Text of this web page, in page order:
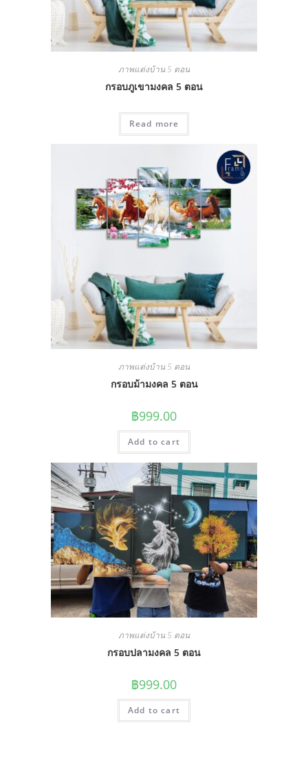
ภาพแต่งบ้าน 5 ตอน
กรอบภูเขามงคล 5 ตอน
Read more
ภาพแต่งบ้าน 5 ตอน
กรอบม้ามงคล 5 ตอน
฿999.00
Add to cart
ภาพแต่งบ้าน 5 ตอน
กรอบปลามงคล 5 ตอน
฿999.00
Add to cart